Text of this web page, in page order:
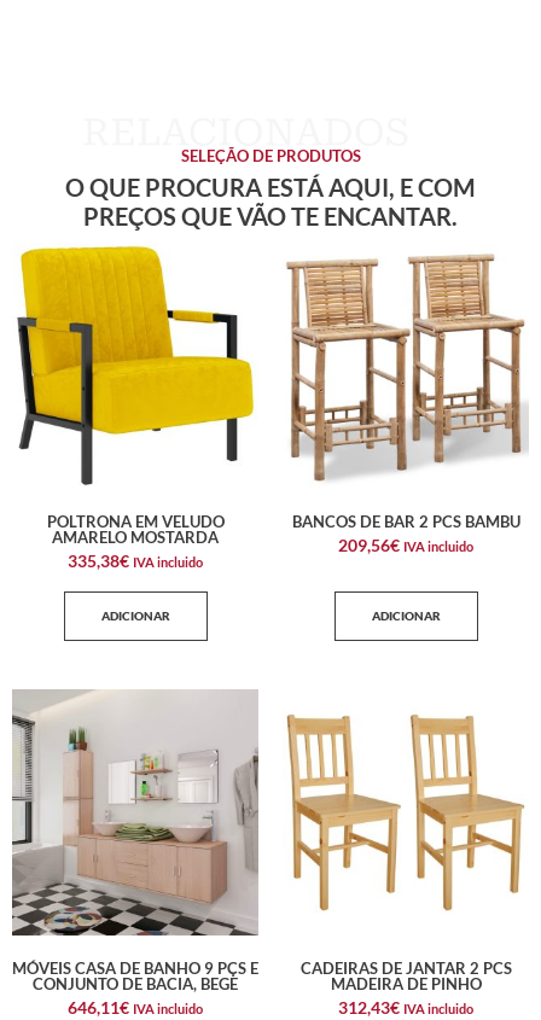
SELEÇÃO DE PRODUTOS
O QUE PROCURA ESTÁ AQUI, E COM
PREÇOS QUE VÃO TE ENCANTAR.
POLTRONA EM VELUDO
AMARELO MOSTARDA
335,38€ IVA incluido
ADICIONAR
BANCOS DE BAR 2 PCS BAMBU
209,56€ IVA incluido
ADICIONAR
MÓVEIS CASA DE BANHO 9 PÇS E
CONJUNTO DE BACIA, BEGE
646,11€ IVA incluido
CADEIRAS DE JANTAR 2 PCS
MADEIRA DE PINHO
312,43€ IVA incluido